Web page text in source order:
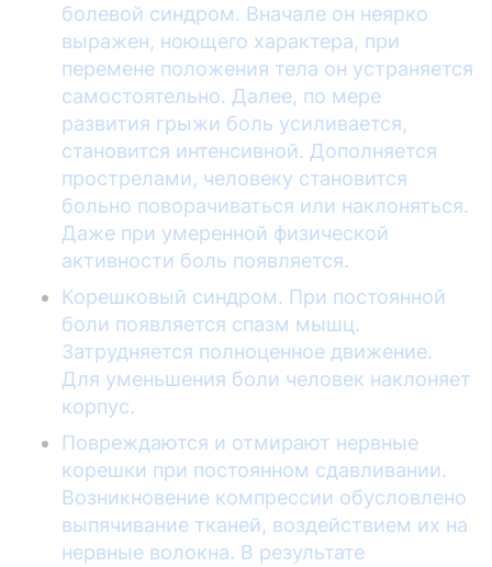
болевой синдром. Вначале он неярко
выражен, ноющего характера, при
перемене положения тела он устраняется
самостоятельно. Далее, по мере
развития грыжи боль усиливается,
становится интенсивной. Дополняется
прострелами, человеку становится
больно поворачиваться или наклоняться.
Даже при умеренной физической
активности боль появляется.
Корешковый синдром. При постоянной
боли появляется спазм мышц.
Затрудняется полноценное движение.
Для уменьшения боли человек наклоняет
корпус.
Повреждаются и отмирают нервные
корешки при постоянном сдавливании.
Возникновение компрессии обусловлено
выпячивание тканей, воздействием их на
нервные волокна. В результате